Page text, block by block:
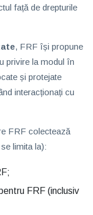
față de drepturile
, FRF își propune
privire la modul în
și protejate
interacționați cu
FRF colectează
limita la):
FRF (inclusiv